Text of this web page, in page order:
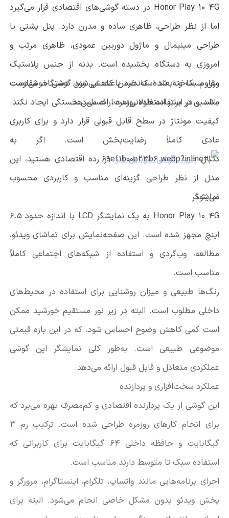
Honor Play 10 4G در دسته گوشی‌های اقتصادی قرار می‌گیرد
اما از نظر طراحی، ظاهری ساده و مدرن دارد. پنل پشتی با
طراحی مینیمال و ماژول دوربین عمودی، ظاهری مرتب و
امروزی به دستگاه بخشیده است. بدنه از جنس پلاستیک
مقاوم ساخته شده که ضمن کاهش وزن دستگاه، مقاومت
مناسبی در برابر استفاده روزمره ارائه می‌دهد.
وزن سبک و ابعاد استاندارد باعث می‌شود گوشی خوش‌دست
باشد و در استفاده طولانی‌مدت، احساس خستگی ایجاد نکند.
کیفیت مونتاژ در سطح قابل قبولی قرار دارد و برای کاربری
عادی کاملاً رضایت‌بخش است. اگر به
دنبالخرید گوشی موبایل آنردر رده اقتصادی هستید، این
مدل از نظر طراحی گزینه‌ای مناسب و کاربردی محسوب
می‌شود.
نمایشگر
Honor Play 10 4G به یک نمایشگر LCD با اندازه حدود 6.5
اینچ مجهز شده است. این صفحه‌نمایش برای تماشای ویدئو،
مطالعه، وب‌گردی و استفاده از شبکه‌های اجتماعی کاملاً
مناسب است.
رنگ‌ها طبیعی و میزان روشنایی برای استفاده در محیط‌های
داخلی مطلوب است. البته در زیر نور مستقیم خورشید ممکن
است کمی کاهش وضوح احساس شود، که در این بازه قیمتی
موضوعی طبیعی است. به‌طور کلی نمایشگر این گوشی
عملکردی متعادل و قابل قبول ارائه می‌دهد.
عملکرد سخت‌افزاری و پردازنده
این گوشی از یک پردازنده اقتصادی و کم‌مصرف بهره می‌برد که
برای انجام کارهای روزمره طراحی شده است. ترکیب رم 3
گیگابایت و حافظه داخلی 64 گیگابایت برای کاربرانی که
استفاده سبک تا متوسط دارند مناسب است.
اجرای برنامه‌هایی مانند واتساپ، تلگرام، اینستاگرام، مرورگر و
پخش ویدئو بدون مشکل خاصی انجام می‌شود. البته برای